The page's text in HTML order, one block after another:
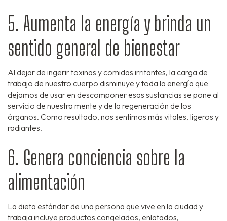
5. Aumenta la energía y brinda un
sentido general de bienestar
Al dejar de ingerir toxinas y comidas irritantes, la carga de
trabajo de nuestro cuerpo disminuye y toda la energía que
dejamos de usar en descomponer esas sustancias se pone al
servicio de nuestra mente y de la regeneración de los
órganos. Como resultado, nos sentimos más vitales, ligeros y
radiantes.
6. Genera conciencia sobre la
alimentación
La dieta estándar de una persona que vive en la ciudad y
trabaja incluye productos congelados, enlatados,